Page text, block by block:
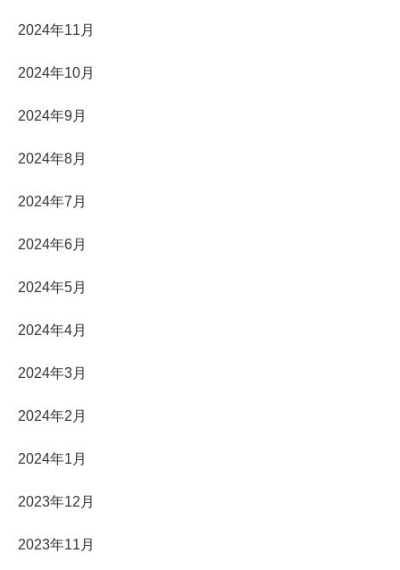
2024年11月
2024年10月
2024年9月
2024年8月
2024年7月
2024年6月
2024年5月
2024年4月
2024年3月
2024年2月
2024年1月
2023年12月
2023年11月